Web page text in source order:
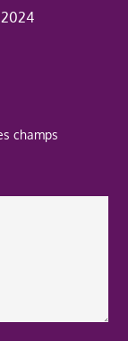
champs